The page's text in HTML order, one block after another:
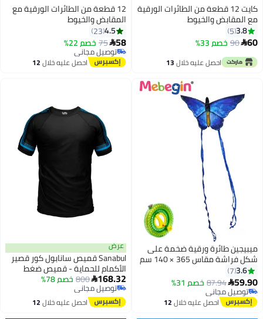
12 قطعة من الطائرات الورقية
والخيوط
خصم 33%
احصل عليه خلال13
اغسطس
12 قطعة من الطائرات الورقية مع
المقابض والخيوط
خصم 22%
توصيل مجاني
توصيل مجانياحصل عليه خلال12
اغسطس
ورقية ضخمة على
شكل فراشة مقاس 365 × 140 سم
مع خط بطول 200 متر للأطفال
سلسلة مزدوجة الخط سهلة
الشاطئ والمنتزهات
الخارجية العائلية
87.94خصم 31%
احصل عليه خلال12
اغسطس
عرض
Sanabul قميص سانابول كور قصير
الأكمام للحماية - قميص ضغط
سريع الجفاف للرجال أسود/أزرق،
800خصم 78%
توصيل مجاني
توصيل مجانياحصل عليه خلال12
اغسطس